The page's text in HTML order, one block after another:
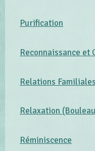
Purification
Reconnaissance et
Relations Familiales
Relaxation
Réminiscence